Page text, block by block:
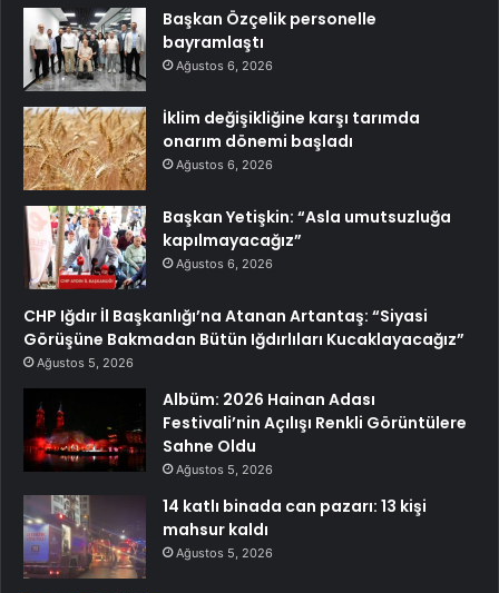
Başkan Özçelik personelle
bayramlaştı
Ağustos 6, 2026
İklim değişikliğine karşı tarımda
onarım dönemi başladı
Ağustos 6, 2026
Başkan Yetişkin: “Asla umutsuzluğa
kapılmayacağız”
Ağustos 6, 2026
CHP Iğdır İl Başkanlığı’na Atanan Artantaş: “Siyasi
Görüşüne Bakmadan Bütün Iğdırlıları Kucaklayacağız”
Ağustos 5, 2026
Albüm: 2026 Hainan Adası
Festivali’nin Açılışı Renkli Görüntülere
Sahne Oldu
Ağustos 5, 2026
14 katlı binada can pazarı: 13 kişi
mahsur kaldı
Ağustos 5, 2026